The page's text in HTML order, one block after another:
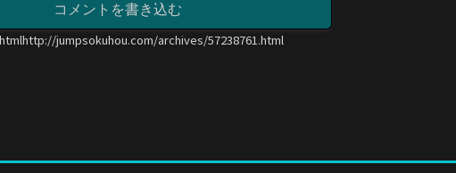
コメントを書き込む
jumpsokuhou.com/archives/57238761.html